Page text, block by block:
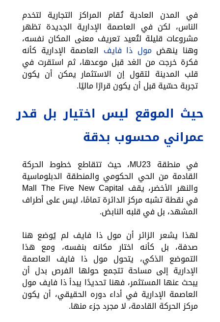
في المدن العادية تُقام المراكز التجارية لتخدم
الناس، لكن في العاصمة الإدارية الجديدة تظهر
مشروعات قليلة لتُعيد تعريف معنى المكان نفسه،
وهنا ينهضمول ذا فايف العاصمة الإدارية كأنه
فكرة خرجت من الغد قبل موعدها، ثم استقرت في
قلب المدينة لتقول إن الاستثمار يمكن أن يكون
تجربة حسّية قبل أن يكون قرارًا ماليًا.
حيث الموقع ليس اختيار بل قدر
عمراني محسوب بدقة
في منطقة MU23، حيث تتقاطع خطوط الحركة
القادمة من الحي الحكومي والمنطقة الدبلوماسية
والنهر الأخضر، يقف Mall The Five New Capital
في نقطة تشبه مركز الدائرة تمامًا، ليس على أطراف
المشهد، بل في قلبه النابض.
لهذا يشعر الزائر أن مول ذا فايف لم يُوضع هنا
صدفة، بل كأنه اختار مكانه بنفسه، ومع هذا
التموضع الذكي، يتحول مول ذا فايف العاصمة
الإدارية إلى مساحة تتجمع حولها الفرص بدل أن
يبحث عنها المستثمر، فهنا تحديدًا يبدأ ذا فايف مول
العاصمة الإدارية في أداء دوره الحقيقي، أن يكون
مركز الحركة القادمة، لا مجرد جزء منها.